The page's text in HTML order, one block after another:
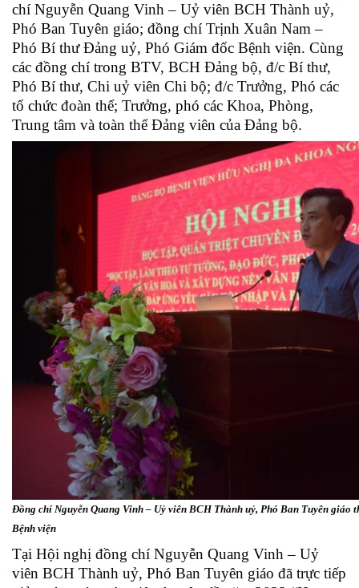
chí Nguyễn Quang Vinh – Uỷ viên BCH Thành uỷ,
Phó Ban Tuyên giáo; đồng chí Trịnh Xuân Nam –
Phó Bí thư Đảng uỷ, Phó Giám đốc Bệnh viện. Cùng
các đồng chí trong BTV, BCH Đảng bộ, đ/c Bí thư,
Phó Bí thư, Chi uỷ viên Chi bộ; đ/c Trưởng, Phó các
tổ chức đoàn thể; Trưởng, phó các Khoa, Phòng,
Trung tâm và toàn thể Đảng viên của Đảng bộ.
Đồng chí Nguyễn Quang Vinh – Uỷ viên BCH Thành uỷ, Phó Ban Tuyên giáo
Bệnh viện
Tại Hội nghị đồng chí Nguyễn Quang Vinh – Uỷ
viên BCH Thành uỷ, Phó Ban Tuyên giáo đã trực tiếp